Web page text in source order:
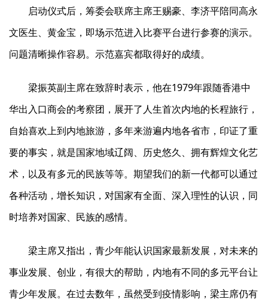
启动仪式后，筹委会联席主席王赐豪、李济平陪同高永
文医生、黄金宝，即场示范进入比赛平台进行参赛的演示。
问题清晰操作容易。示范嘉宾都取得好的成绩。
梁振英副主席在致辞时表示，他在1979年跟随香港中
华出入口商会的考察团，展开了人生首次内地的长程旅行，
自始喜欢上到内地旅游，多年来游遍内地各省市，印证了重
要的事实，就是国家地域辽阔、历史悠久、拥有辉煌文化艺
术，以及有多元的民族等等。期望我们的新一代都可以通过
各种活动，增长知识，对国家有全面、深入理性的认识，同
时培养对国家、民族的感情。
梁主席又指出，青少年能认识国家最新发展，对未来的
事业发展、创业，有很大的帮助，内地有不同的多元平台让
青少年发展。在过去数年，虽然受到疫情影响，梁主席仍有